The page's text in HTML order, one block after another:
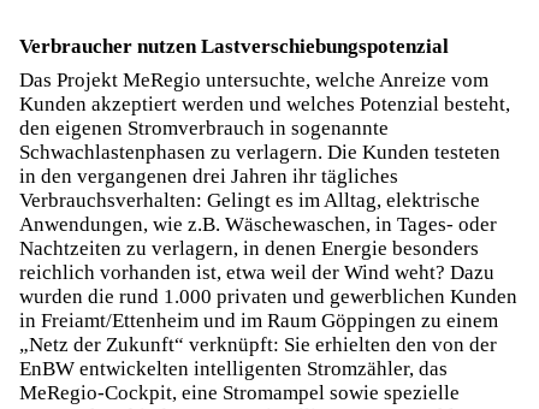
Verbraucher nutzen Lastverschiebungspotenzial
Das Projekt MeRegio untersuchte, welche Anreize vom
Kunden akzeptiert werden und welches Potenzial besteht,
den eigenen Stromverbrauch in sogenannte
Schwachlastenphasen zu verlagern. Die Kunden testeten
in den vergangenen drei Jahren ihr tägliches
Verbrauchsverhalten: Gelingt es im Alltag, elektrische
Anwendungen, wie z.B. Wäschewaschen, in Tages- oder
Nachtzeiten zu verlagern, in denen Energie besonders
reichlich vorhanden ist, etwa weil der Wind weht? Dazu
wurden die rund 1.000 privaten und gewerblichen Kunden
in Freiamt/Ettenheim und im Raum Göppingen zu einem
„Netz der Zukunft“ verknüpft: Sie erhielten den von der
EnBW entwickelten intelligenten Stromzähler, das
MeRegio-Cockpit, eine Stromampel sowie spezielle